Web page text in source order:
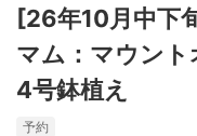
[26年10月中下
マム：マウン
4号鉢植え
予約